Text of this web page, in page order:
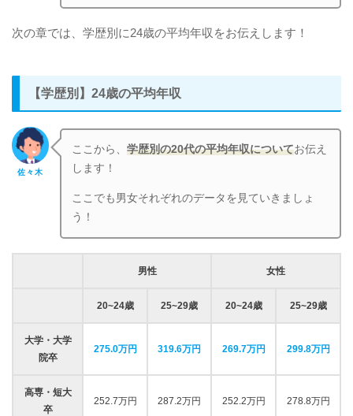
次の章では、学歴別に24歳の平均年収をお伝えします！
【学歴別】24歳の平均年収
佐々木
ここから、学歴別の20代の平均年収についてお伝え
します！
ここでも男女それぞれのデータを見ていきましょ
う！
男性 女性
20~24歳 25~29歳 20~24歳 25~29歳
大学・大学
院卒
275.0万円 319.6万円 269.7万円 299.8万円
高専・短大
卒
252.7万円 287.2万円 252.2万円 278.8万円